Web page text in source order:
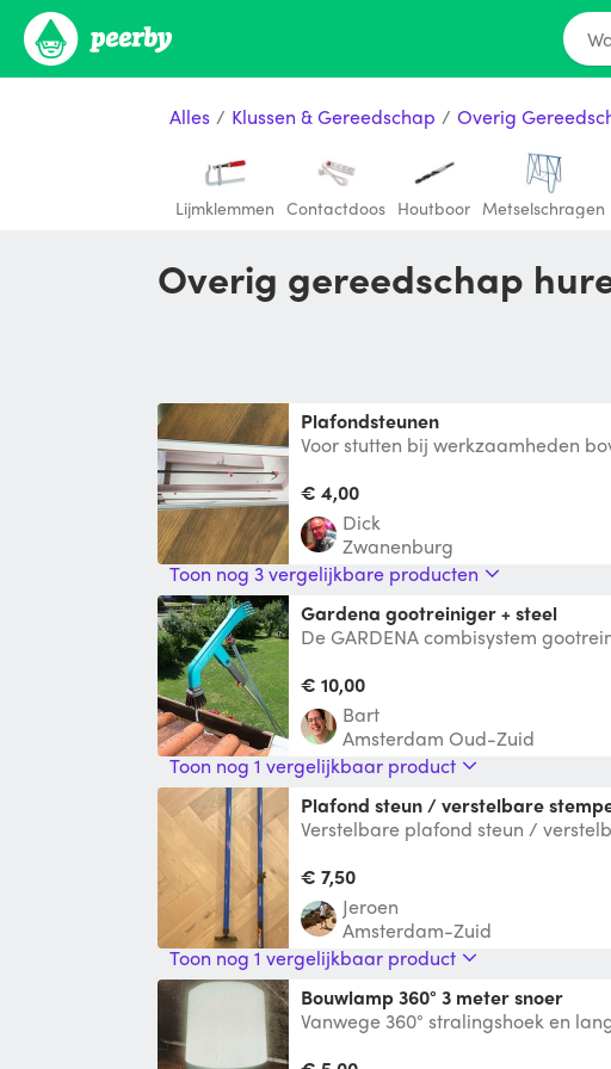
Alles / Klussen & Gereedschap / Overig
Lijmklemmen Contactdoos Houtboor Metselschragen
Overig gereedschap
Plafondsteunen
Voor stutten bij werkzaamheden
€ 4,00
Dick
Zwanenburg
Toon nog 3 vergelijkbare producten
Gardena gootreiniger + steel
De GARDENA combisystem
dakgote
€ 10,00
Bart
Amsterdam Oud-Zuid
Toon nog 1 vergelijkbaar product
Plafond steun / verstelbare
Verstelbare plafond steun /
omhoog
€ 7,50
Jeroen
Amsterdam-Zuid
Toon nog 1 vergelijkbaar product
Bouwlamp 360° 3 meter snoer
Vanwege 360° stralingshoek en